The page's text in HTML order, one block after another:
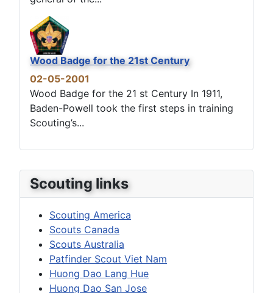
Scouting links
Scouting America
Scouts Canada
Scouts Australia
Patfinder Scout Viet Nam
Huong Dao Lang Hue
Huong Dao San Jose
Wood Badge for the 21st Century
02-05-2001
Wood Badge for the 21 st Century In 1911,
Baden-Powell took the first steps in training
Scouting’s...